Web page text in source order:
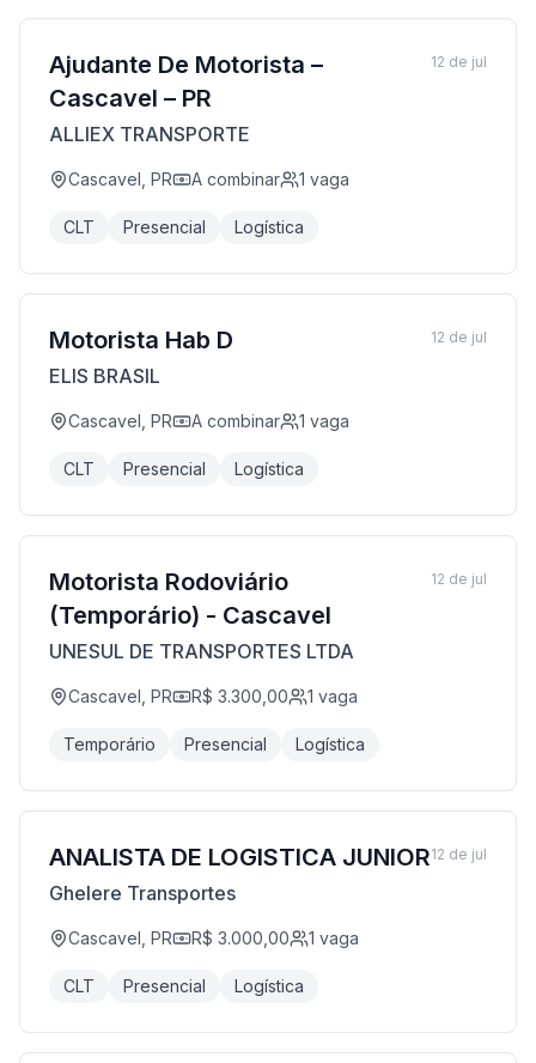
Ajudante De Motorista –
Cascavel – PR
ALLIEX TRANSPORTE
Cascavel, PR A combinar 1 vaga
CLT Presencial Logística
12 de jul
Motorista Hab D
ELIS BRASIL
Cascavel, PR A combinar 1 vaga
CLT Presencial Logística
12 de jul
Motorista Rodoviário
(Temporário) - Cascavel
UNESUL DE TRANSPORTES LTDA
Cascavel, PR R$ 3.300,00 1 vaga
Temporário Presencial Logística
12 de jul
ANALISTA DE LOGISTICA JUNIOR
Ghelere Transportes
Cascavel, PR R$ 3.000,00 1 vaga
CLT Presencial Logística
12 de jul